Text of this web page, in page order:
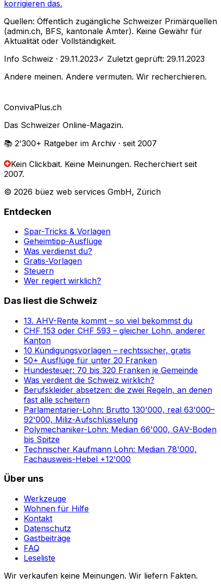
korrigieren das.
Quellen: Öffentlich zugängliche Schweizer Primärquellen
(admin.ch, BFS, kantonale Ämter). Keine Gewähr für
Aktualität oder Vollständigkeit.
Info Schweiz · 29.11.2023✓ Zuletzt geprüft: 29.11.2023
Andere meinen. Andere vermuten. Wir recherchieren.
ConvivaPlus.ch
Das Schweizer Online-Magazin.
📚 2'300+ Ratgeber im Archiv · seit 2007
Kein Clickbait. Keine Meinungen. Recherchiert seit
2007.
© 2026 büez web services GmbH, Zürich
Entdecken
Spar-Tricks & Vorlagen
Geheimtipp-Ausflüge
Was verdienst du?
Gratis-Vorlagen
Steuern
Wer regiert wirklich?
Das liest die Schweiz
13. AHV-Rente kommt – so viel bekommst du
CHF 153 oder CHF 593 – gleicher Lohn, anderer
Kanton
10 Kündigungsvorlagen – rechtssicher, gratis
50+ Ausflüge für unter 20 Franken
Hundesteuer: 70 bis 320 Franken je Gemeinde
Was verdient die Schweiz wirklich?
Berufskleider absetzen: die zwei Regeln, an denen
fast alle scheitern
Parlamentarier-Lohn: Brutto 130'000, real 63'000–
92'000, Miliz-Aufschlüsselung
Polymechaniker-Lohn: Median 66'000, GAV-Boden
bis Spitze
Technischer Kaufmann Lohn: Median 78'000,
Fachausweis-Hebel +12'000
Über uns
Werkzeuge
Wohnen für Hilfe
Kontakt
Datenschutz
Gastbeiträge
FAQ
Leseliste
Wir verkaufen keine Meinungen. Wir liefern Fakten.